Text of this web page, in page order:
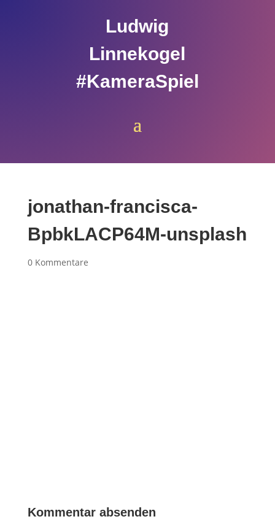
Ludwig
Linnekogel
#KameraSpiel
jonathan-francisca-
BpbkLACP64M-unsplash
0 Kommentare
Kommentar absenden